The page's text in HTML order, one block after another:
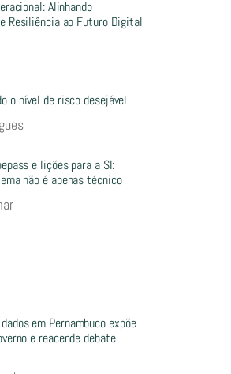
Alinhando
Resiliência ao Futuro Digital
o nível de risco desejável
e lições para a SI:
não é apenas técnico
em Pernambuco expõe
e reacende debate